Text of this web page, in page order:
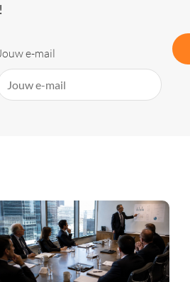
Jouw e-mail